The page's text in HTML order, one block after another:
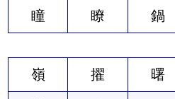
瞳 瞭 鍋
嶺 擢 曙